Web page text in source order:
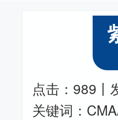
点击：989丨
关键词：